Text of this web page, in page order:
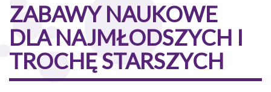
ZABAWY NAUKOWE
DLA NAJMŁODSZYCH I
TROCHĘ STARSZYCH